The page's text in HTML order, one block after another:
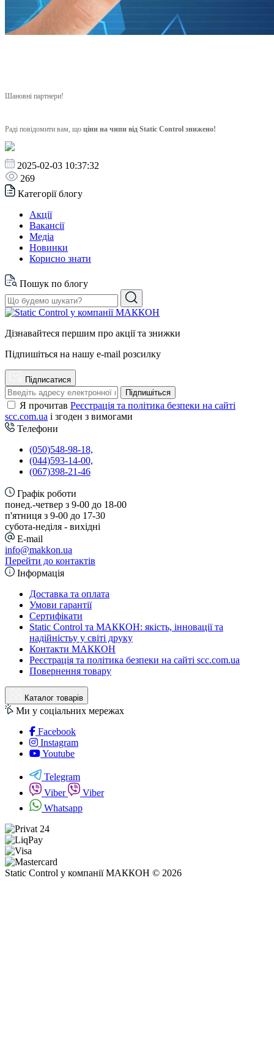
Шановні партнери!
Раді повідомити вам, що ціни на чипи від Static Control знижено!
2025-02-03 10:37:32
269
Категорії блогу
Акції
Вакансії
Медіа
Новинки
Корисно знати
Пошук по блогу
Дізнавайтеся першим про акції та знижки
Підпишіться на нашу e-mail розсилку
Підписатися
Підпишіться
Я прочитав Реєстрація та політика безпеки на сайті
scc.com.ua і згоден з вимогами
Телефони
(050)548-98-18,
(044)593-14-00,
(067)398-21-46
Графік роботи
понед.-четвер з 9-00 до 18-00
п'ятниця з 9-00 до 17-30
cубота-неділя - вихідні
E-mail
info@makkon.ua
Перейти до контактів
Інформація
Доставка та оплата
Умови гарантії
Сертифікати
Static Control та МАККОН: якість, інновації та
надійністьу у світі друку
Контакти МАККОН
Реєстрація та політика безпеки на сайті scc.com.ua
Повернення товару
Каталог товарів
Ми у соціальних мережах
Facebook
Instagram
Youtube
Telegram
Viber
Viber
Whatsapp
Static Control у компанії МАККОН © 2026